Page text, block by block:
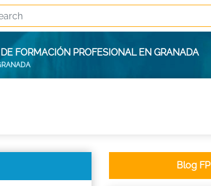
FORMACIÓN PROFESIONAL EN GRANADA
Blog FP